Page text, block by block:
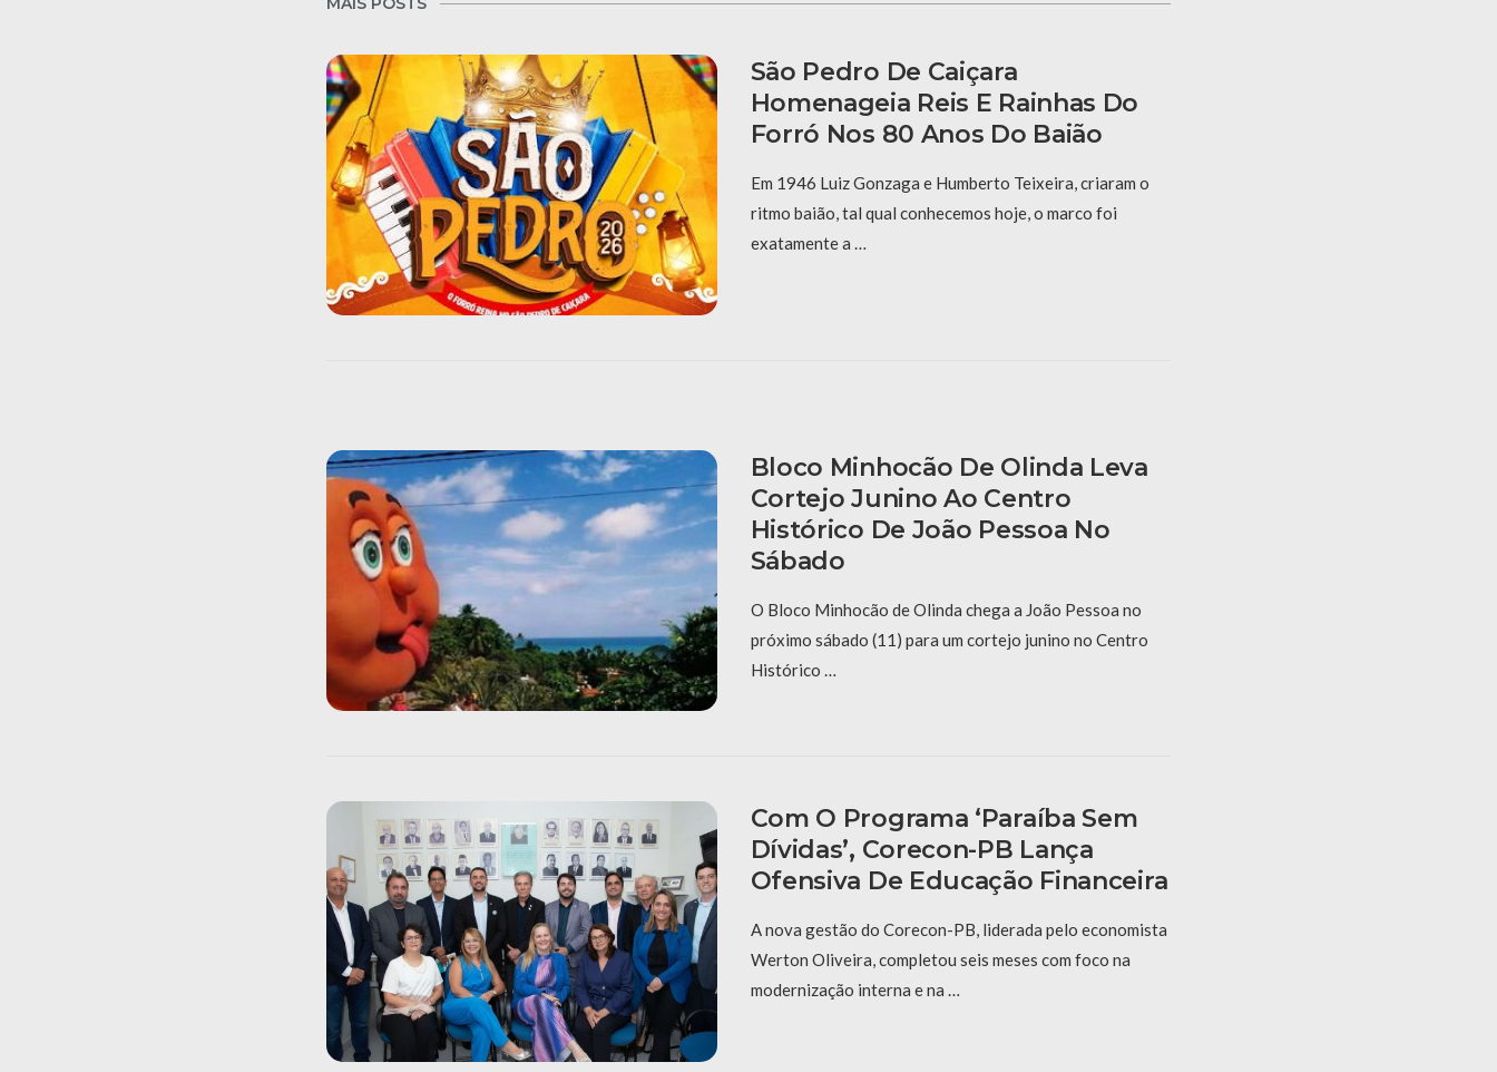
São Pedro De Caiçara
Homenageia Reis E Rainhas Do
Forró Nos 80 Anos Do Baião
Em 1946 Luiz Gonzaga e Humberto Teixeira, criaram o
ritmo baião, tal qual conhecemos hoje, o marco foi
exatamente a …
Bloco Minhocão De Olinda Leva
Cortejo Junino Ao Centro
Histórico De João Pessoa No
Sábado
O Bloco Minhocão de Olinda chega a João Pessoa no
próximo sábado (11) para um cortejo junino no Centro
Histórico …
Com O Programa ‘Paraíba Sem
Dívidas’, Corecon-PB Lança
Ofensiva De Educação Financeira
A nova gestão do Corecon-PB, liderada pelo economista
Werton Oliveira, completou seis meses com foco na
modernização interna e na …